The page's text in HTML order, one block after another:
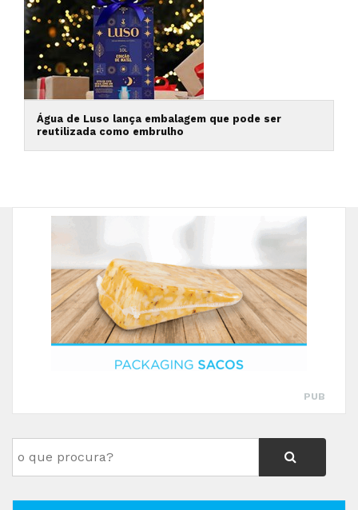
Água de Luso lança embalagem que pode ser
reutilizada como embrulho
PUB